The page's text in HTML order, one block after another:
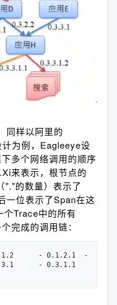
同样以阿里的
为例，Eagleeye设
多个网络调用的顺序
来表示，根节点的
"."的数量）表示了
一位表示了Span在这
个Trace中的所有
完成的调用链：
      - 0.1.2.1
  -
      - 0.3.1.1